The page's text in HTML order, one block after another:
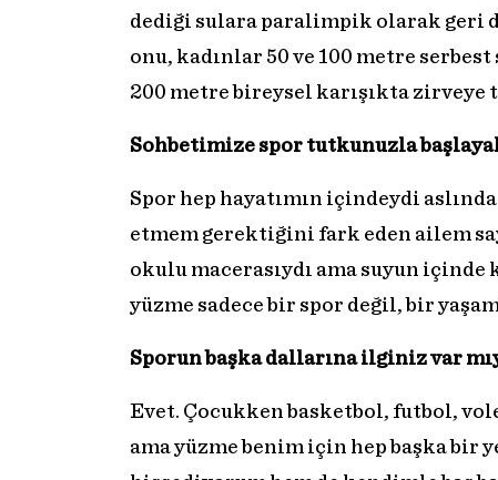
dediği sulara paralimpik olarak geri
onu, kadınlar 50 ve 100 metre
200 metre bireysel karışıkta zirveye
Sohbetimize spor tutkunuzla
Spor hep hayatımın içindeydi
etmem gerektiğini fark eden ailem
okulu macerasıydı ama suyun
yüzme sadece bir spor değil, bir
Sporun başka dallarına ilginiz var
Evet. Çocukken basketbol, futbol,
ama yüzme benim için hep başka bir